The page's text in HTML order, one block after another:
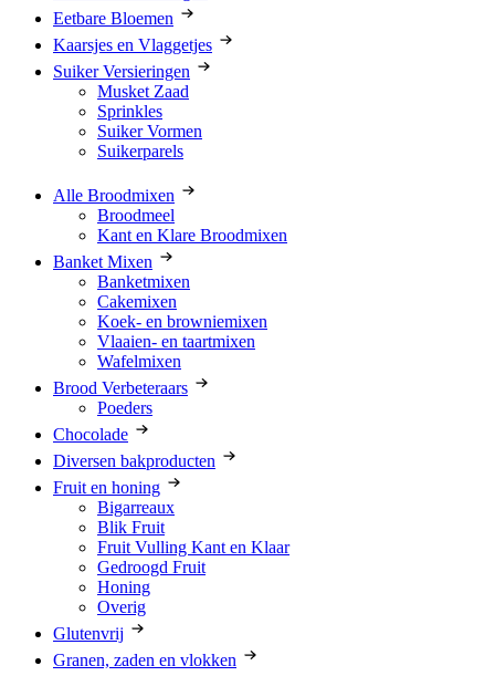
Eetbare Bloemen
Kaarsjes en Vlaggetjes
Suiker Versieringen
Musket Zaad
Sprinkles
Suiker Vormen
Suikerparels
Alle Broodmixen
Broodmeel
Kant en Klare Broodmixen
Banket Mixen
Banketmixen
Cakemixen
Koek- en browniemixen
Vlaaien- en taartmixen
Wafelmixen
Brood Verbeteraars
Poeders
Chocolade
Diversen bakproducten
Fruit en honing
Bigarreaux
Blik Fruit
Fruit Vulling Kant en Klaar
Gedroogd Fruit
Honing
Overig
Glutenvrij
Granen, zaden en vlokken